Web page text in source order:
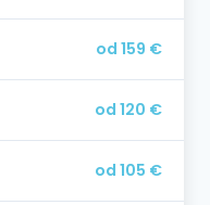
od 159 €
od 120 €
od 105 €